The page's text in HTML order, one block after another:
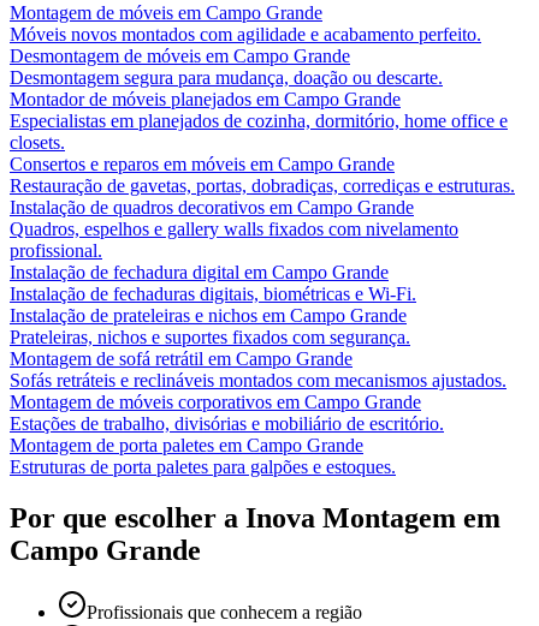
Montagem de móveis em Campo Grande
Móveis novos montados com agilidade e acabamento perfeito.
Desmontagem de móveis em Campo Grande
Desmontagem segura para mudança, doação ou descarte.
Montador de móveis planejados em Campo Grande
Especialistas em planejados de cozinha, dormitório, home office e
closets.
Consertos e reparos em móveis em Campo Grande
Restauração de gavetas, portas, dobradiças, corrediças e estruturas.
Instalação de quadros decorativos em Campo Grande
Quadros, espelhos e gallery walls fixados com nivelamento
profissional.
Instalação de fechadura digital em Campo Grande
Instalação de fechaduras digitais, biométricas e Wi-Fi.
Instalação de prateleiras e nichos em Campo Grande
Prateleiras, nichos e suportes fixados com segurança.
Montagem de sofá retrátil em Campo Grande
Sofás retráteis e reclináveis montados com mecanismos ajustados.
Montagem de móveis corporativos em Campo Grande
Estações de trabalho, divisórias e mobiliário de escritório.
Montagem de porta paletes em Campo Grande
Estruturas de porta paletes para galpões e estoques.
Por que escolher a Inova Montagem em
Campo Grande
Profissionais que conhecem a região